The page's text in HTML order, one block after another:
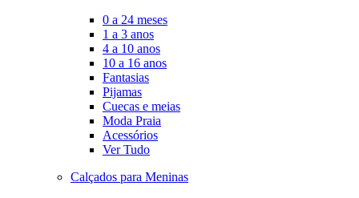
0 a 24 meses
1 a 3 anos
4 a 10 anos
10 a 16 anos
Fantasias
Pijamas
Cuecas e meias
Moda Praia
Acessórios
Ver Tudo
Calçados para Meninas